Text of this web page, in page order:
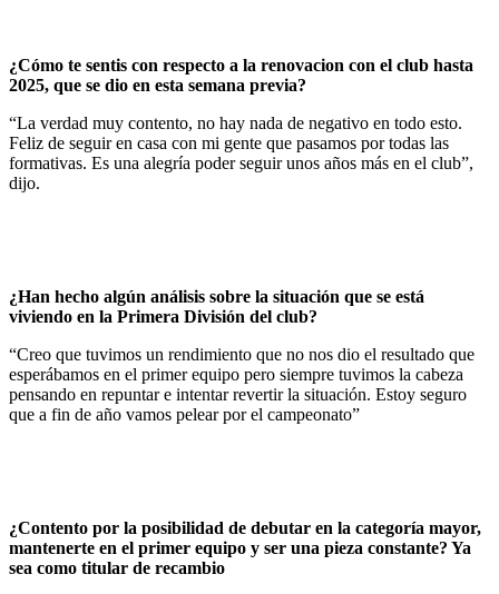
¿Cómo te sentis con respecto a la renovacion con el club hasta
2025, que se dio en esta semana previa?
“La verdad muy contento, no hay nada de negativo en todo esto.
Feliz de seguir en casa con mi gente que pasamos por todas las
formativas. Es una alegría poder seguir unos años más en el club”,
dijo.
¿Han hecho algún análisis sobre la situación que se está
viviendo en la Primera División del club?
“Creo que tuvimos un rendimiento que no nos dio el resultado que
esperábamos en el primer equipo pero siempre tuvimos la cabeza
pensando en repuntar e intentar revertir la situación. Estoy seguro
que a fin de año vamos pelear por el campeonato”
¿Contento por la posibilidad de debutar en la categoría mayor,
mantenerte en el primer equipo y ser una pieza constante? Ya
sea como titular de recambio